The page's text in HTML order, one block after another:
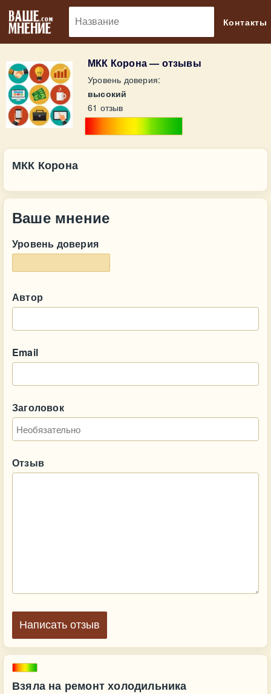
Контакты
МКК Корона — отзывы
Уровень доверия:
высокий
61 отзыв
Взяла на ремонт холодильника
МКК Корона
Ваше мнение
Уровень доверия
Автор
Email
Заголовок
Отзыв
Написать отзыв